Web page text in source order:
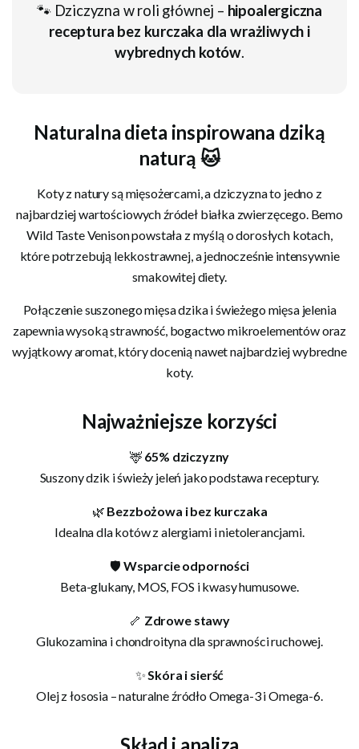
🐾 Dziczyzna w roli głównej – hipoalergiczna
receptura bez kurczaka dla wrażliwych i
wybrednych kotów.
Naturalna dieta inspirowana dziką
naturą 🐱
Koty z natury są mięsożercami, a dziczyzna to jedno z
najbardziej wartościowych źródeł białka zwierzęcego. Bemo
Wild Taste Venison powstała z myślą o dorosłych kotach,
które potrzebują lekkostrawnej, a jednocześnie intensywnie
smakowitej diety.
Połączenie suszonego mięsa dzika i świeżego mięsa jelenia
zapewnia wysoką strawność, bogactwo mikroelementów oraz
wyjątkowy aromat, który docenią nawet najbardziej wybredne
koty.
Najważniejsze korzyści
🦌 65% dziczyzny
Suszony dzik i świeży jeleń jako podstawa receptury.
🌿 Bezzbożowa i bez kurczaka
Idealna dla kotów z alergiami i nietolerancjami.
🛡 Wsparcie odporności
Beta-glukany, MOS, FOS i kwasy humusowe.
🦴 Zdrowe stawy
Glukozamina i chondroityna dla sprawności ruchowej.
✨ Skóra i sierść
Olej z łososia – naturalne źródło Omega-3 i Omega-6.